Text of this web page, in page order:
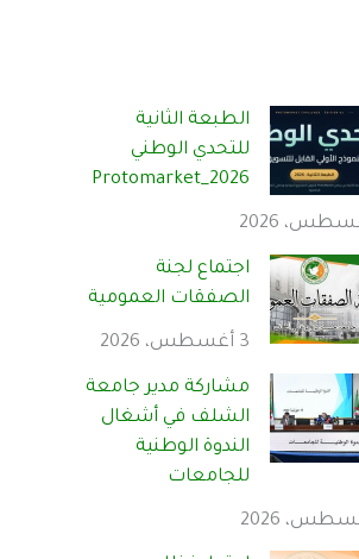
الطبعة الثانية
للتحدي الوطني
Protomarket_2026
اجتماع لجنة
الصفقات العمومية
3 أغسطس، 2026
مشاركة مدير جامعة
الشلف في أشغال
الندوة الوطنية
للجامعات